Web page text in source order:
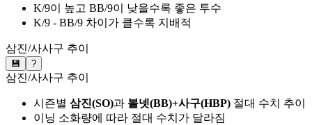
K/9이 높고 BB/9이 낮을수록 좋은 투수
K/9 - BB/9 차이가 클수록 지배적
삼진/사사구 추이
💾 ?
삼진/사사구 추이
시즌별 삼진(SO)과 볼넷(BB)+사구(HBP) 절대 수치 추이
이닝 소화량에 따라 절대 수치가 달라짐